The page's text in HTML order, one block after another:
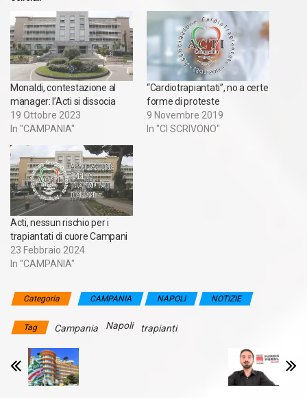
Monaldi, contestazione al
manager: l’Acti si dissocia
19 Ottobre 2023
In "CAMPANIA"
“Cardiotrapiantati”, no a certe
forme di proteste
9 Novembre 2019
In "CI SCRIVONO"
Acti, nessun rischio per i
trapiantati di cuore Campani
23 Febbraio 2024
In "CAMPANIA"
Categoria CAMPANIA NAPOLI NOTIZIE
Tag Campania Napoli trapianti